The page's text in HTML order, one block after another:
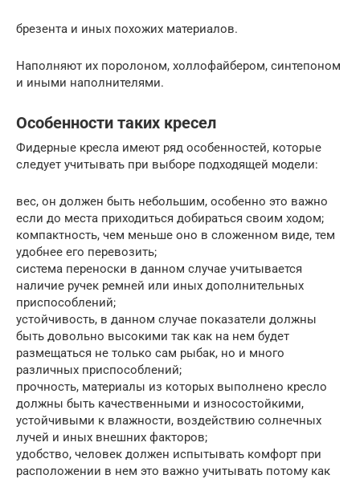
брезента и иных похожих материалов.
Наполняют их поролоном, холлофайбером, синтепоном
и иными наполнителями.
Особенности таких кресел
Фидерные кресла имеют ряд особенностей, которые
следует учитывать при выборе подходящей модели:
вес, он должен быть небольшим, особенно это важно
если до места приходиться добираться своим ходом;
компактность, чем меньше оно в сложенном виде, тем
удобнее его перевозить;
система переноски в данном случае учитывается
наличие ручек ремней или иных дополнительных
приспособлений;
устойчивость, в данном случае показатели должны
быть довольно высокими так как на нем будет
размещаться не только сам рыбак, но и много
различных приспособлений;
прочность, материалы из которых выполнено кресло
должны быть качественными и износостойкими,
устойчивыми к влажности, воздействию солнечных
лучей и иных внешних факторов;
удобство, человек должен испытывать комфорт при
расположении в нем это важно учитывать потому как